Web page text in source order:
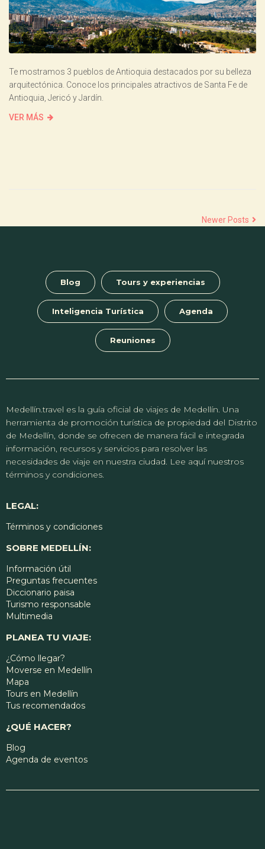
Te mostramos 3 pueblos de Antioquia destacados por su belleza
arquitectónica. Conoce los principales atractivos de Santa Fe de
Antioquia, Jericó y Jardín.
VER MÁS
Newer Posts
Blog Tours y experiencias
Inteligencia Turística Agenda
Reuniones
Medellín.travel es la guía oficial de viajes de Medellín. Una
herramienta de promoción turística de propiedad del Distrito
de Medellín, donde se ofrecen de manera fácil e integrada
información, recursos y servicios para resolver las
necesidades de viaje en nuestra ciudad. Lee aquí nuestros
términos y condiciones.
LEGAL:
Términos y condiciones
SOBRE MEDELLÍN:
Información útil
Preguntas frecuentes
Diccionario paisa
Turismo responsable
Multimedia
PLANEA TU VIAJE:
¿Cómo llegar?
Moverse en Medellín
Mapa
Tours en Medellín
Tus recomendados
¿QUÉ HACER?
Blog
Agenda de eventos